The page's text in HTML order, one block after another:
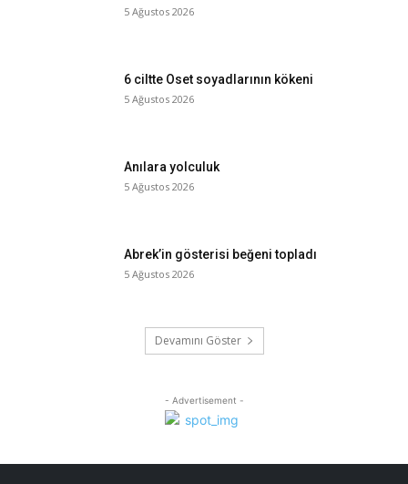
5 Ağustos 2026
6 ciltte Oset soyadlarının kökeni
5 Ağustos 2026
Anılara yolculuk
5 Ağustos 2026
Abrek’in gösterisi beğeni topladı
5 Ağustos 2026
Devamını Göster
- Advertisement -